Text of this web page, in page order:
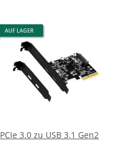
AUF LAGER
PCIe 3.0 zu USB 3.1 Gen2